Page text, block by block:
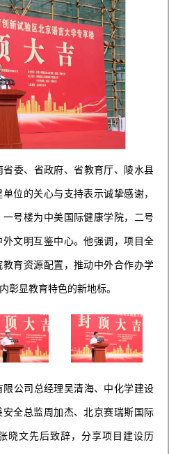
委、省政府、省教育厅、陵水县
位的关心与支持表示诚挚感谢，
号楼为中美国际健康学院，二号
文明互鉴中心。他强调，项目全
育资源配置，推动中外合作办学
彰显教育特色的新地标。
公司总经理吴清海、中化学建设
安全总监周加杰、北京赛瑞斯国际
晓文先后致辞，分享项目建设历